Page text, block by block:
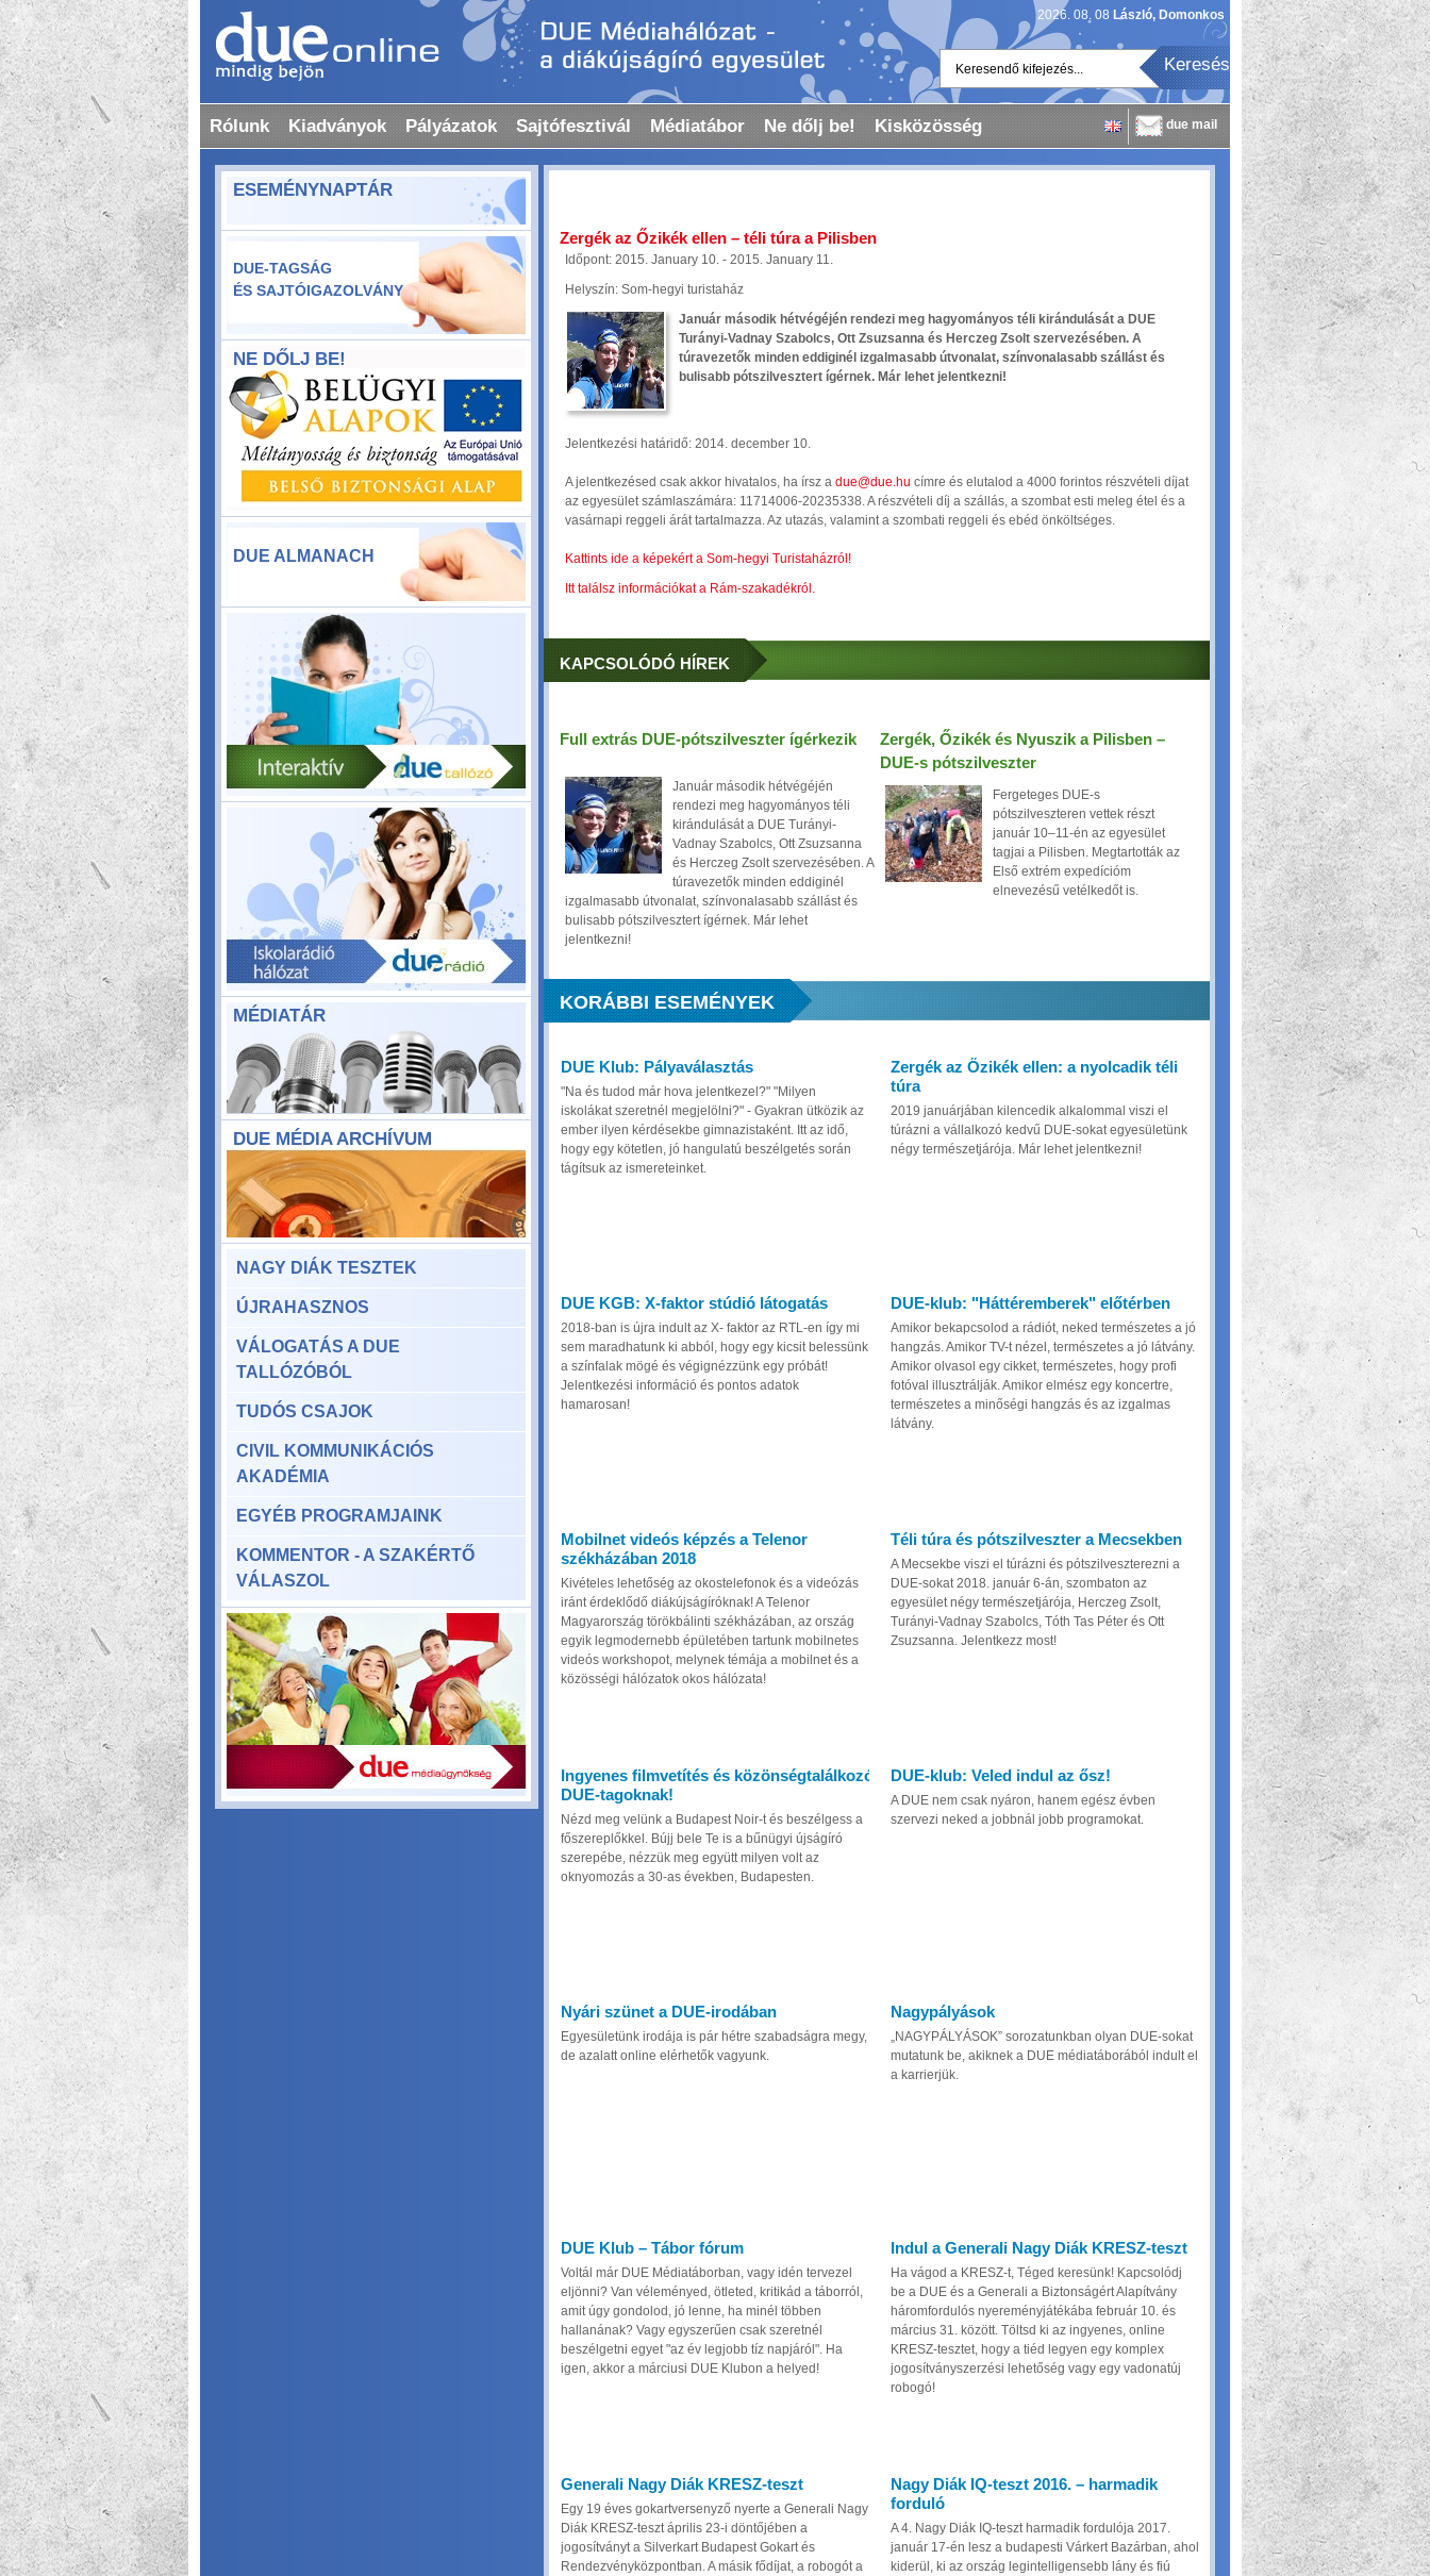
2026. 08. 08 László, Domonkos
Keresendő kifejezés...
Rólunk Kiadványok Pályázatok Sajtófesztivál Médiatábor Ne dőlj be! Kisközösség due mail
ESEMÉNYNAPTÁR
DUE-TAGSÁG
ÉS SAJTÓIGAZOLVÁNY
NE DŐLJ BE!
DUE ALMANACH
MÉDIATÁR
DUE MÉDIA ARCHÍVUM
NAGY DIÁK TESZTEK
ÚJRAHASZNOS
VÁLOGATÁS A DUE
TALLÓZÓBÓL
TUDÓS CSAJOK
CIVIL KOMMUNIKÁCIÓS
AKADÉMIA
EGYÉB PROGRAMJAINK
KOMMENTOR - A SZAKÉRTŐ
VÁLASZOL
Zergék az Őzikék ellen – téli túra a Pilisben
Időpont: 2015. January 10. - 2015. January 11.
Helyszín: Som-hegyi turistaház
Január második hétvégéjén rendezi meg hagyományos téli kirándulását a DUE
Turányi-Vadnay Szabolcs, Ott Zsuzsanna és Herczeg Zsolt szervezésében. A
túravezetők minden eddiginél izgalmasabb útvonalat, színvonalasabb szállást és
bulisabb pótszilvesztert ígérnek. Már lehet jelentkezni!
Jelentkezési határidő: 2014. december 10.
A jelentkezésed csak akkor hivatalos, ha írsz a due@due.hu címre és elutalod a 4000 forintos részvételi díjat
az egyesület számlaszámára: 11714006-20235338. A részvételi díj a szállás, a szombat esti meleg étel és a
vasárnapi reggeli árát tartalmazza. Az utazás, valamint a szombati reggeli és ebéd önköltséges.
Kattints ide a képekért a Som-hegyi Turistaházról!
Itt találsz információkat a Rám-szakadékról.
KAPCSOLÓDÓ HÍREK
Full extrás DUE-pótszilveszter ígérkezik
Január második hétvégéjén
rendezi meg hagyományos téli
kirándulását a DUE Turányi-
Vadnay Szabolcs, Ott Zsuzsanna
és Herczeg Zsolt szervezésében. A
túravezetők minden eddiginél
izgalmasabb útvonalat, színvonalasabb szállást és
bulisabb pótszilvesztert ígérnek. Már lehet
jelentkezni!
Zergék, Őzikék és Nyuszik a Pilisben –
DUE-s pótszilveszter
Fergeteges DUE-s
pótszilveszteren vettek részt
január 10–11-én az egyesület
tagjai a Pilisben. Megtartották az
Első extrém expedícióm
elnevezésű vetélkedőt is.
KORÁBBI ESEMÉNYEK
DUE Klub: Pályaválasztás
"Na és tudod már hova jelentkezel?" "Milyen
iskolákat szeretnél megjelölni?" - Gyakran ütközik az
ember ilyen kérdésekbe gimnazistaként. Itt az idő,
hogy egy kötetlen, jó hangulatú beszélgetés során
tágítsuk az ismereteinket.
Zergék az Őzikék ellen: a nyolcadik téli
túra
2019 januárjában kilencedik alkalommal viszi el
túrázni a vállalkozó kedvű DUE-sokat egyesületünk
négy természetjárója. Már lehet jelentkezni!
DUE KGB: X-faktor stúdió látogatás
2018-ban is újra indult az X- faktor az RTL-en így mi
sem maradhatunk ki abból, hogy egy kicsit belessünk
a színfalak mögé és végignézzünk egy próbát!
Jelentkezési információ és pontos adatok
hamarosan!
DUE-klub: "Háttéremberek" előtérben
Amikor bekapcsolod a rádiót, neked természetes a jó
hangzás. Amikor TV-t nézel, természetes a jó látvány.
Amikor olvasol egy cikket, természetes, hogy profi
fotóval illusztrálják. Amikor elmész egy koncertre,
természetes a minőségi hangzás és az izgalmas
látvány.
Mobilnet videós képzés a Telenor
székházában 2018
Kivételes lehetőség az okostelefonok és a videózás
iránt érdeklődő diákújságíróknak! A Telenor
Magyarország törökbálinti székházában, az ország
egyik legmodernebb épületében tartunk mobilnetes
videós workshopot, melynek témája a mobilnet és a
közösségi hálózatok okos hálózata!
Téli túra és pótszilveszter a Mecsekben
A Mecsekbe viszi el túrázni és pótszilveszterezni a
DUE-sokat 2018. január 6-án, szombaton az
egyesület négy természetjárója, Herczeg Zsolt,
Turányi-Vadnay Szabolcs, Tóth Tas Péter és Ott
Zsuzsanna. Jelentkezz most!
Ingyenes filmvetítés és közönségtalálkozó
DUE-tagoknak!
Nézd meg velünk a Budapest Noir-t és beszélgess a
főszereplőkkel. Bújj bele Te is a bűnügyi újságíró
szerepébe, nézzük meg együtt milyen volt az
oknyomozás a 30-as években, Budapesten.
DUE-klub: Veled indul az ősz!
A DUE nem csak nyáron, hanem egész évben
szervezi neked a jobbnál jobb programokat.
Nyári szünet a DUE-irodában
Egyesületünk irodája is pár hétre szabadságra megy,
de azalatt online elérhetők vagyunk.
Nagypályások
„NAGYPÁLYÁSOK” sorozatunkban olyan DUE-sokat
mutatunk be, akiknek a DUE médiatáborából indult el
a karrierjük.
DUE Klub – Tábor fórum
Voltál már DUE Médiatáborban, vagy idén tervezel
eljönni? Van véleményed, ötleted, kritikád a táborról,
amit úgy gondolod, jó lenne, ha minél többen
hallanának? Vagy egyszerűen csak szeretnél
beszélgetni egyet "az év legjobb tíz napjáról". Ha
igen, akkor a márciusi DUE Klubon a helyed!
Indul a Generali Nagy Diák KRESZ-teszt
Ha vágod a KRESZ-t, Téged keresünk! Kapcsolódj
be a DUE és a Generali a Biztonságért Alapítvány
háromfordulós nyereményjátékába február 10. és
március 31. között. Töltsd ki az ingyenes, online
KRESZ-tesztet, hogy a tiéd legyen egy komplex
jogosítványszerzési lehetőség vagy egy vadonatúj
robogó!
Generali Nagy Diák KRESZ-teszt
Egy 19 éves gokartversenyző nyerte a Generali Nagy
Diák KRESZ-teszt április 23-i döntőjében a
jogosítványt a Silverkart Budapest Gokart és
Rendezvényközpontban. A másik fődíjat, a robogót a
Nagy Diák IQ-teszt 2016. – harmadik
forduló
A 4. Nagy Diák IQ-teszt harmadik fordulója 2017.
január 17-én lesz a budapesti Várkert Bazárban, ahol
kiderül, ki az ország legintelligensebb lány és fiú